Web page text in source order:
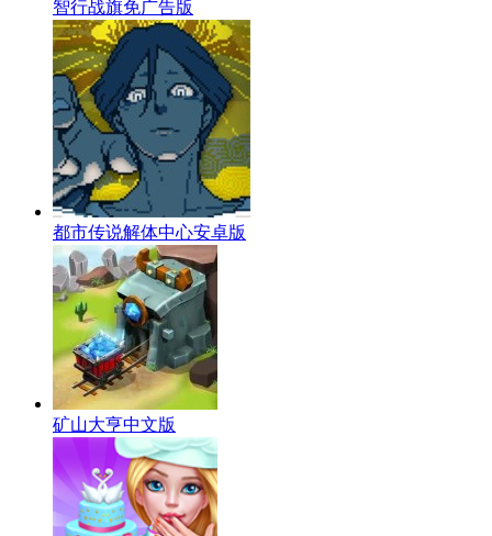
智行战旗免广告版
都市传说解体中心安卓版
矿山大亨中文版